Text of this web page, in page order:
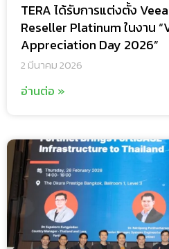
TERA ได้รับการแต่งตั้ง
Reseller Platinum ในงาน
Appreciation Day 2026”
2 มีนาคม 2026
อ่านต่อ »